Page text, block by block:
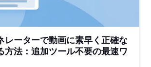
レーターで動画に素早く正確な
方法：追加ツール不要の最速ワ